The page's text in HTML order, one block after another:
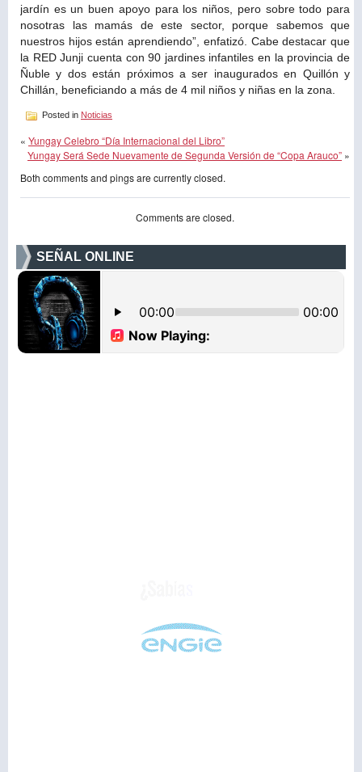
jardín es un buen apoyo para los niños, pero sobre todo para
nosotras las mamás de este sector, porque sabemos que
nuestros hijos están aprendiendo”, enfatizó. Cabe destacar que
la RED Junji cuenta con 90 jardines infantiles en la provincia de
Ñuble y dos están próximos a ser inaugurados en Quillón y
Chillán, beneficiando a más de 4 mil niños y niñas en la zona.
Posted in Noticias
« Yungay Celebro “Día Internacional del Libro”
Yungay Será Sede Nuevamente de Segunda Versión de “Copa Arauco” »
Both comments and pings are currently closed.
Comments are closed.
SEÑAL ONLINE